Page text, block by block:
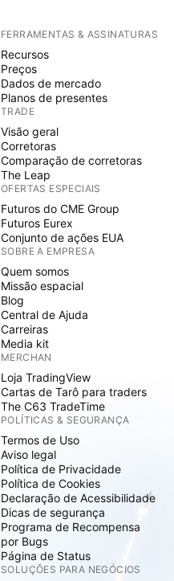
FERRAMENTAS & ASSINATURAS
Recursos
Preços
Dados de mercado
Planos de presentes
TRADE
Visão geral
Corretoras
Comparação de corretoras
The Leap
OFERTAS ESPECIAIS
Futuros do CME Group
Futuros Eurex
Conjunto de ações EUA
SOBRE A EMPRESA
Quem somos
Missão espacial
Blog
Central de Ajuda
Carreiras
Media kit
MERCHAN
Loja TradingView
Cartas de Tarô para traders
The C63 TradeTime
POLÍTICAS & SEGURANÇA
Termos de Uso
Aviso legal
Política de Privacidade
Política de Cookies
Declaração de Acessibilidade
Dicas de segurança
Programa de Recompensa
por Bugs
Página de Status
SOLUÇÕES PARA NEGÓCIOS